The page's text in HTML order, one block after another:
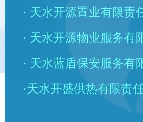
· 天水开源置业有限责
· 天水开源物业服务有
· 天水蓝盾保安服务有
·天水开盛供热有限责